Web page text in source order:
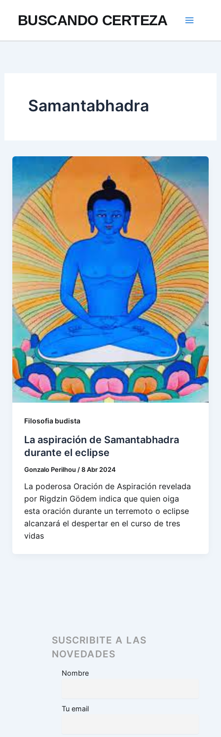
BUSCANDO CERTEZA
Samantabhadra
Filosofia budista
La aspiración de Samantabhadra
durante el eclipse
Gonzalo Perilhou /8 Abr 2024
La poderosa Oración de Aspiración revelada
por Rigdzin Gödem indica que quien oiga
esta oración durante un terremoto o eclipse
alcanzará el despertar en el curso de tres
vidas
SUSCRIBITE A LAS
NOVEDADES
Nombre
Tu email